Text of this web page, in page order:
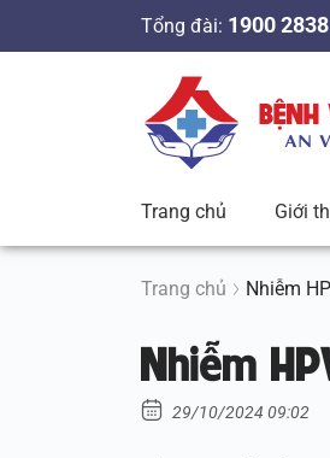
n
Tổng đài: 1900 2838
Trang chủ Giới
Trang chủ Nhiễm
Nhiễm
29/10/2024 09:02